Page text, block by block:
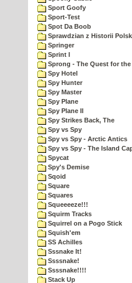
Sport Goofy
Sport-Test
Spot Da Boob
Sprawdzian z Historii
Springer
Sprint I
Sprong - The Quest for
Spy Hotel
Spy Hunter
Spy Master
Spy Plane
Spy Plane II
Spy Strikes Back, The
Spy vs Spy
Spy vs Spy - Arctic Antics
Spy vs Spy - The Island
Spycat
Spy's Demise
Sqoid
Square
Squares
Squeeeeze!!!
Squirm Tracks
Squirrel on a Pogo Stick
Squish'em
SS Achilles
Sssnake It!
Ssssnake!
Ssssnake!!!!
Stack Up